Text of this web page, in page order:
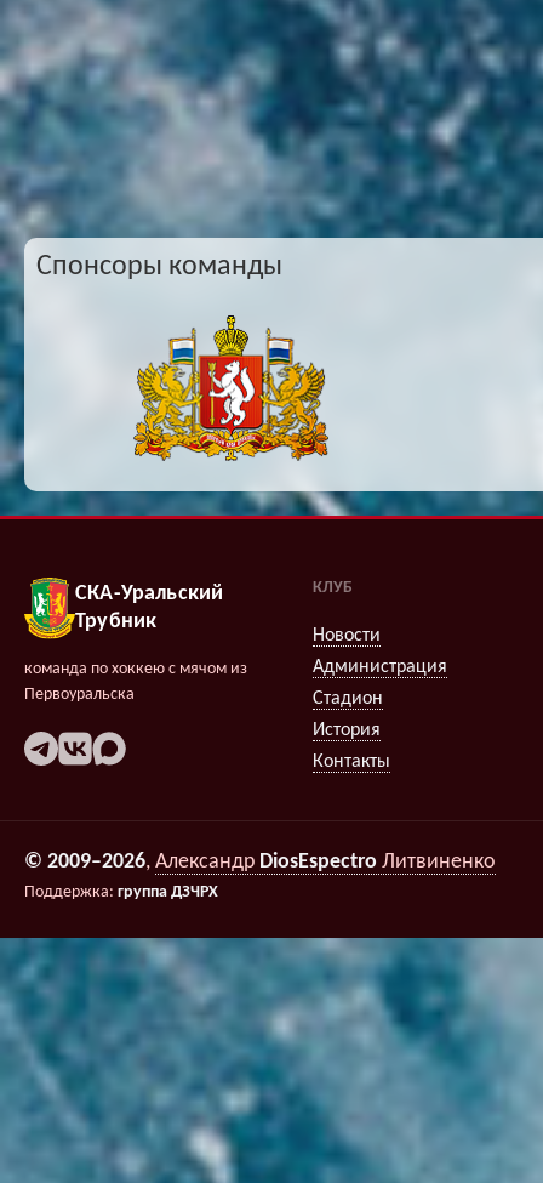
Спонсоры команды
СКА-Уральский
Трубник
команда по хоккею с мячом из
Первоуральска
КЛУБ
Новости
Администрация
Стадион
История
Контакты
© 2009–2026, Александр DiosEspectro Литвиненко
Поддержка: группа ДЗЧРХ